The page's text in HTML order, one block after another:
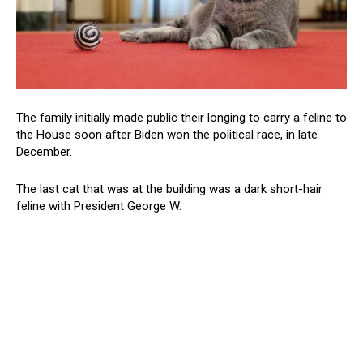
The family initially made public their longing to carry a feline to
the House soon after Biden won the political race, in late
December.
The last cat that was at the building was a dark short-hair
feline with President George W.